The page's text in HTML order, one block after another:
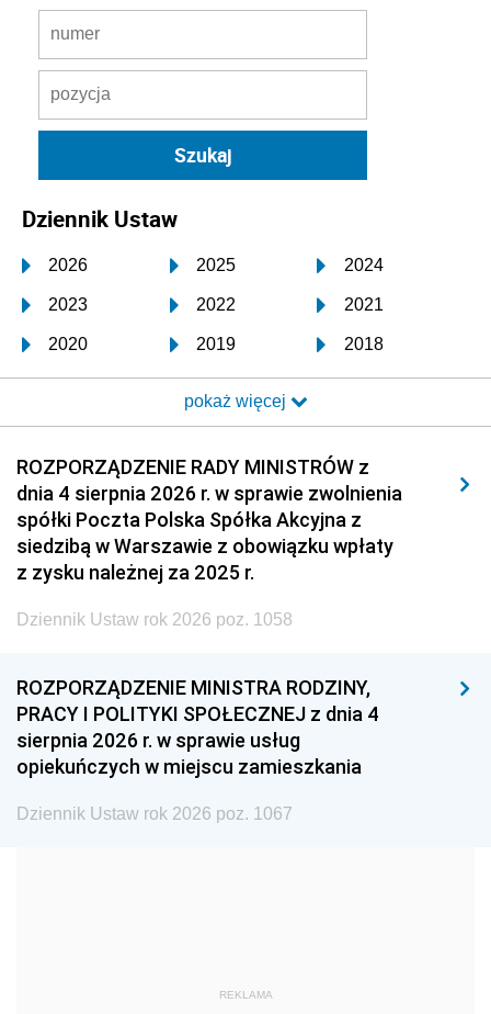
Dziennik Ustaw
2026 2025 2024
2023 2022 2021
2020 2019 2018
2017 2016 2015
2014 2013 2012
2011 2010 2009
2008 2007 2006
2005 2004 2003
2002 2001
1999 1998
1993 1992 1991
1990 1989
1987 1986 1985
1984 1983
pokaż więcej
ROZPORZĄDZENIE RADY MINISTRÓW z
dnia 4 sierpnia 2026 r. w sprawie zwolnienia
spółki Poczta Polska Spółka Akcyjna z
siedzibą w Warszawie z obowiązku wpłaty
z zysku należnej za 2025 r.
Dziennik Ustaw rok 2026 poz. 1058
ROZPORZĄDZENIE MINISTRA RODZINY,
PRACY I POLITYKI SPOŁECZNEJ z dnia 4
sierpnia 2026 r. w sprawie usług
opiekuńczych w miejscu zamieszkania
Dziennik Ustaw rok 2026 poz. 1067
REKLAMA